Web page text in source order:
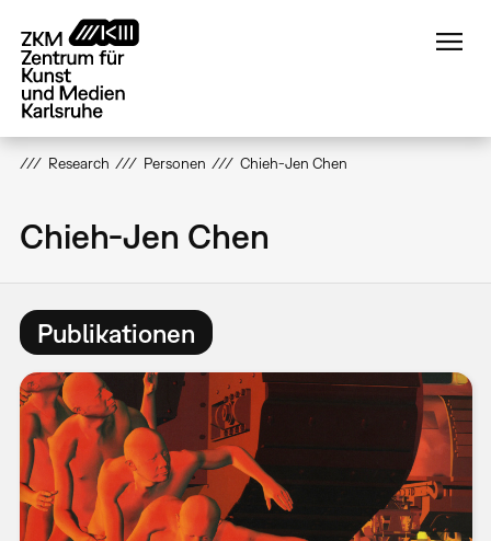
zum
Inhalt
Research Personen Chieh-Jen Chen
Chieh-Jen Chen
Publikationen